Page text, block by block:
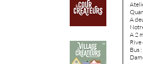
A
A 2
Bus